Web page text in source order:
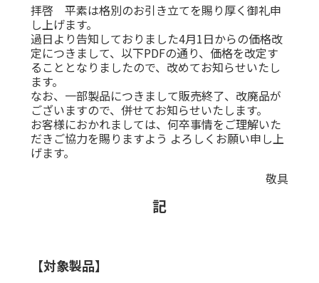
拝啓 平素は格別のお引き立てを賜り厚く御礼申
し上げます。
過日より告知しておりました4月1日からの価格改
定につきまして、以下PDFの通り、価格を改定す
ることとなりましたので、改めてお知らせいたし
ます。
なお、一部製品につきまして販売終了、改廃品が
ございますので、併せてお知らせいたします。
お客様におかれましては、何卒事情をご理解いた
だきご協力を賜りますよう よろしくお願い申し上
げます。
敬具
記
【対象製品】